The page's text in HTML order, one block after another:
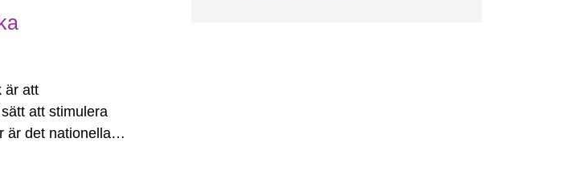
är att
att stimulera
är det nationella